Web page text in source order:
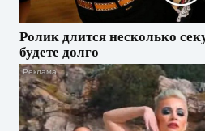
Ролик длится несколько
будете долго